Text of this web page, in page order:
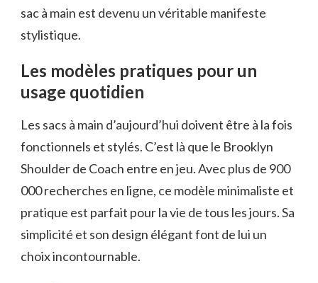
sac à main est devenu un véritable manifeste
stylistique.
Les modèles pratiques pour un
usage quotidien
Les sacs à main d’aujourd’hui doivent être à la fois
fonctionnels et stylés. C’est là que le Brooklyn
Shoulder de Coach entre en jeu. Avec plus de 900
000 recherches en ligne, ce modèle minimaliste et
pratique est parfait pour la vie de tous les jours. Sa
simplicité et son design élégant font de lui un
choix incontournable.